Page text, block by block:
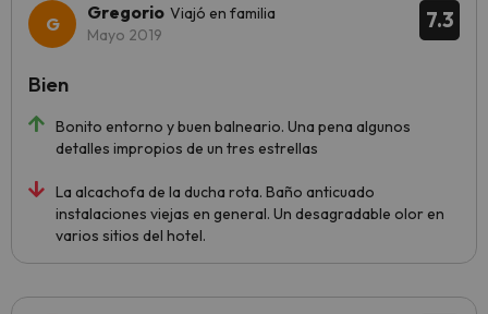
7.3
Gregorio Viajó en familia
Mayo 2019
Bonito entorno y buen balneario. Una pena algunos
detalles impropios de un tres estrellas
La alcachofa de la ducha rota. Baño anticuado
instalaciones viejas en general. Un desagradable olor en
varios sitios del hotel.
Bien